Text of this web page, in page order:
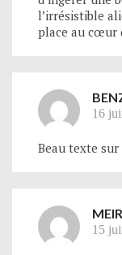
l’irrésistible
place au cœur
16
Beau texte sur
MEIR
15